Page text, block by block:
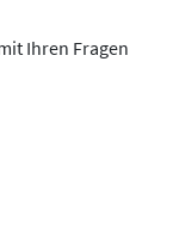
Ihren Fragen